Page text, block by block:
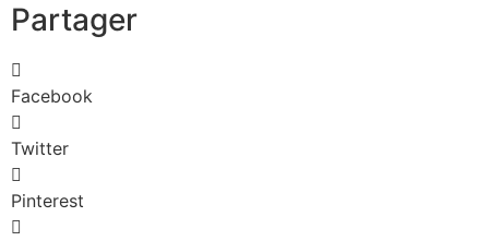
Partager
Facebook
Twitter
Pinterest